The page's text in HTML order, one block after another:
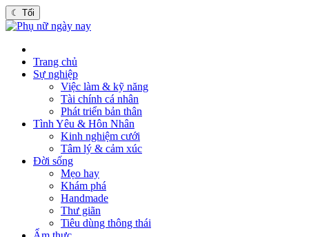
☾ Tối
Trang chủ
Sự nghiệp
Việc làm & kỹ năng
Tài chính cá nhân
Phát triển bản thân
Tình Yêu & Hôn Nhân
Kinh nghiệm cưới
Tâm lý & cảm xúc
Đời sống
Mẹo hay
Khám phá
Handmade
Thư giãn
Tiêu dùng thông thái